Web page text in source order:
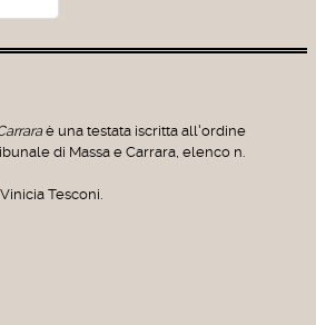
è una testata iscritta all'ordine
di Massa e Carrara, elenco n.
Tesconi.